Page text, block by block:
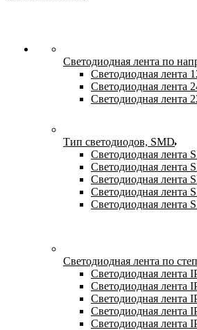
Светодиодная лента по
Светодиодная лента
Светодиодная лента
Светодиодная лента
Тип светодиодов, SMD
Cветодиодная лента
Светодиодная лента
Светодиодная лента
Светодиодная лента
Светодиодная лента
Светодиодная лента по
Светодиодная лента
Светодиодная лента
Светодиодная лента
Светодиодная лента
Светодиодная лента